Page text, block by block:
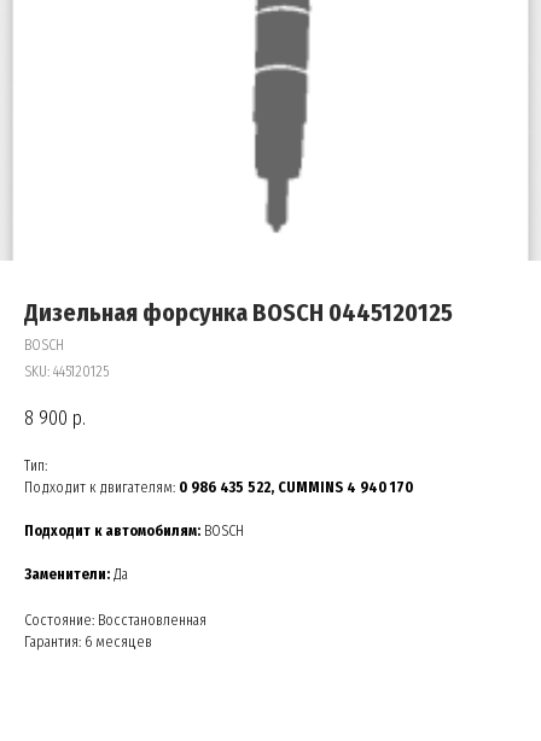
Дизельная форсунка BOSCH 0445120125
BOSCH
SKU: 445120125
8 900 р.
Тип:
Подходит к двигателям: 0 986 435 522, CUMMINS 4 940 170
Подходит к автомобилям: BOSCH
Заменители: Да
Состояние: Восстановленная
Гарантия: 6 месяцев